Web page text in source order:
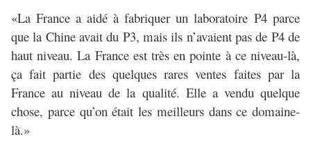
«La France a aidé à fabriquer un laboratoire P4 parce
que la Chine avait du P3, mais ils n’avaient pas de P4 de
haut niveau. La France est très en pointe à ce niveau-là,
ça fait partie des quelques rares ventes faites par la
France au niveau de la qualité. Elle a vendu quelque
chose, parce qu’on était les meilleurs dans ce domaine-
là.»